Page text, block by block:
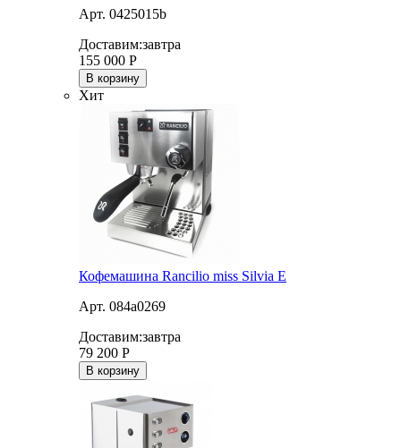
Арт. 0425015b
Доставим:завтра
155 000 Р
В корзину
Хит
Кофемашина Rancilio miss Silvia E
Арт. 084a0269
Доставим:завтра
79 200 Р
В корзину